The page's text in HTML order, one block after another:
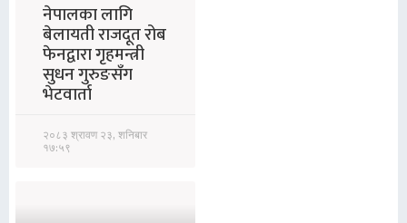
नेपालका लागि
बेलायती राजदूत रोब
फेनद्वारा गृहमन्त्री
सुधन गुरुङसँग
भेटवार्ता
२०८३ श्रावण २३, शनिबार
१७:५९